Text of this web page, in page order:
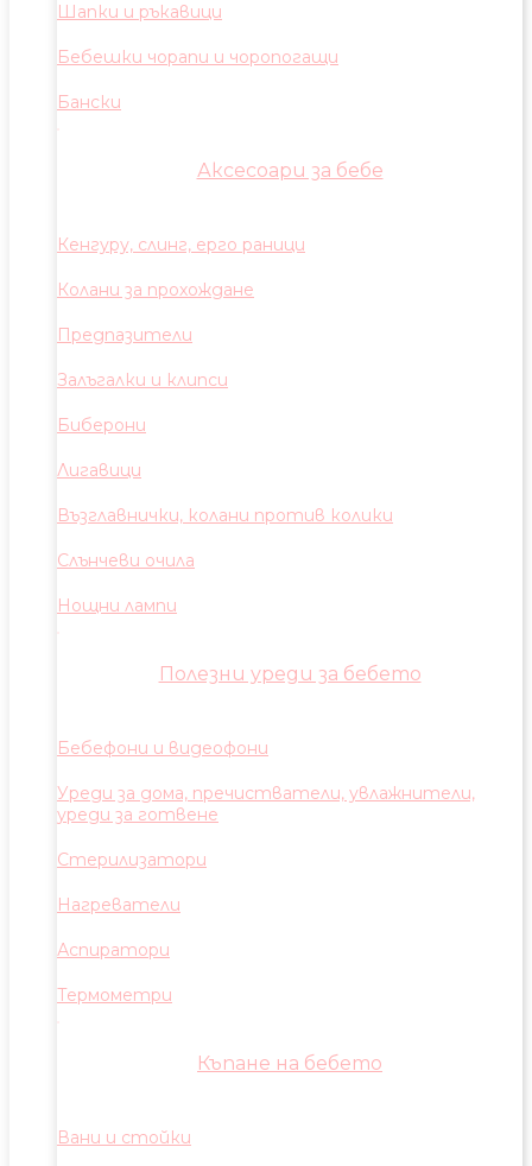
Шапки и ръкавици
Бебешки чорапи и чоропогащи
Бански
Аксесоари за бебе
Кенгуру, слинг, ерго раници
Колани за прохождане
Предпазители
Залъгалки и клипси
Биберони
Лигавици
Възглавнички, колани против колики
Слънчеви очила
Нощни лампи
Полезни уреди за бебето
Бебефони и видеофони
Уреди за дома, пречистватели, увлажнители,
уреди за готвене
Стерилизатори
Нагреватели
Аспиратори
Термометри
Къпане на бебето
Вани и стойки